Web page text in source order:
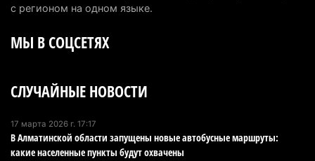
Алматинской области, судят спустя год после
катеров для Formula-1 H2O и откроют академию
пилотов
5 августа 2026 г. 08:29
с регионом на одном языке.
МЫ В СОЦСЕТЯХ
СЛУЧАЙНЫЕ НОВОСТИ
17 марта 2026 г. 17:17
В Алматинской области запущены новые автобусные маршруты:
какие населенные пункты будут охвачены